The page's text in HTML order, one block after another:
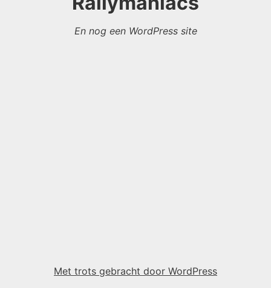
En nog een WordPress site
Met trots gebracht door WordPress